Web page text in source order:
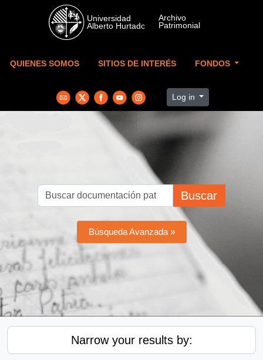
Skip to main content
QUIENES SOMOS SITIOS DE INTERÉS FONDOS
Log in
Buscar
Búsqueda Avanzada »
Narrow your results by: